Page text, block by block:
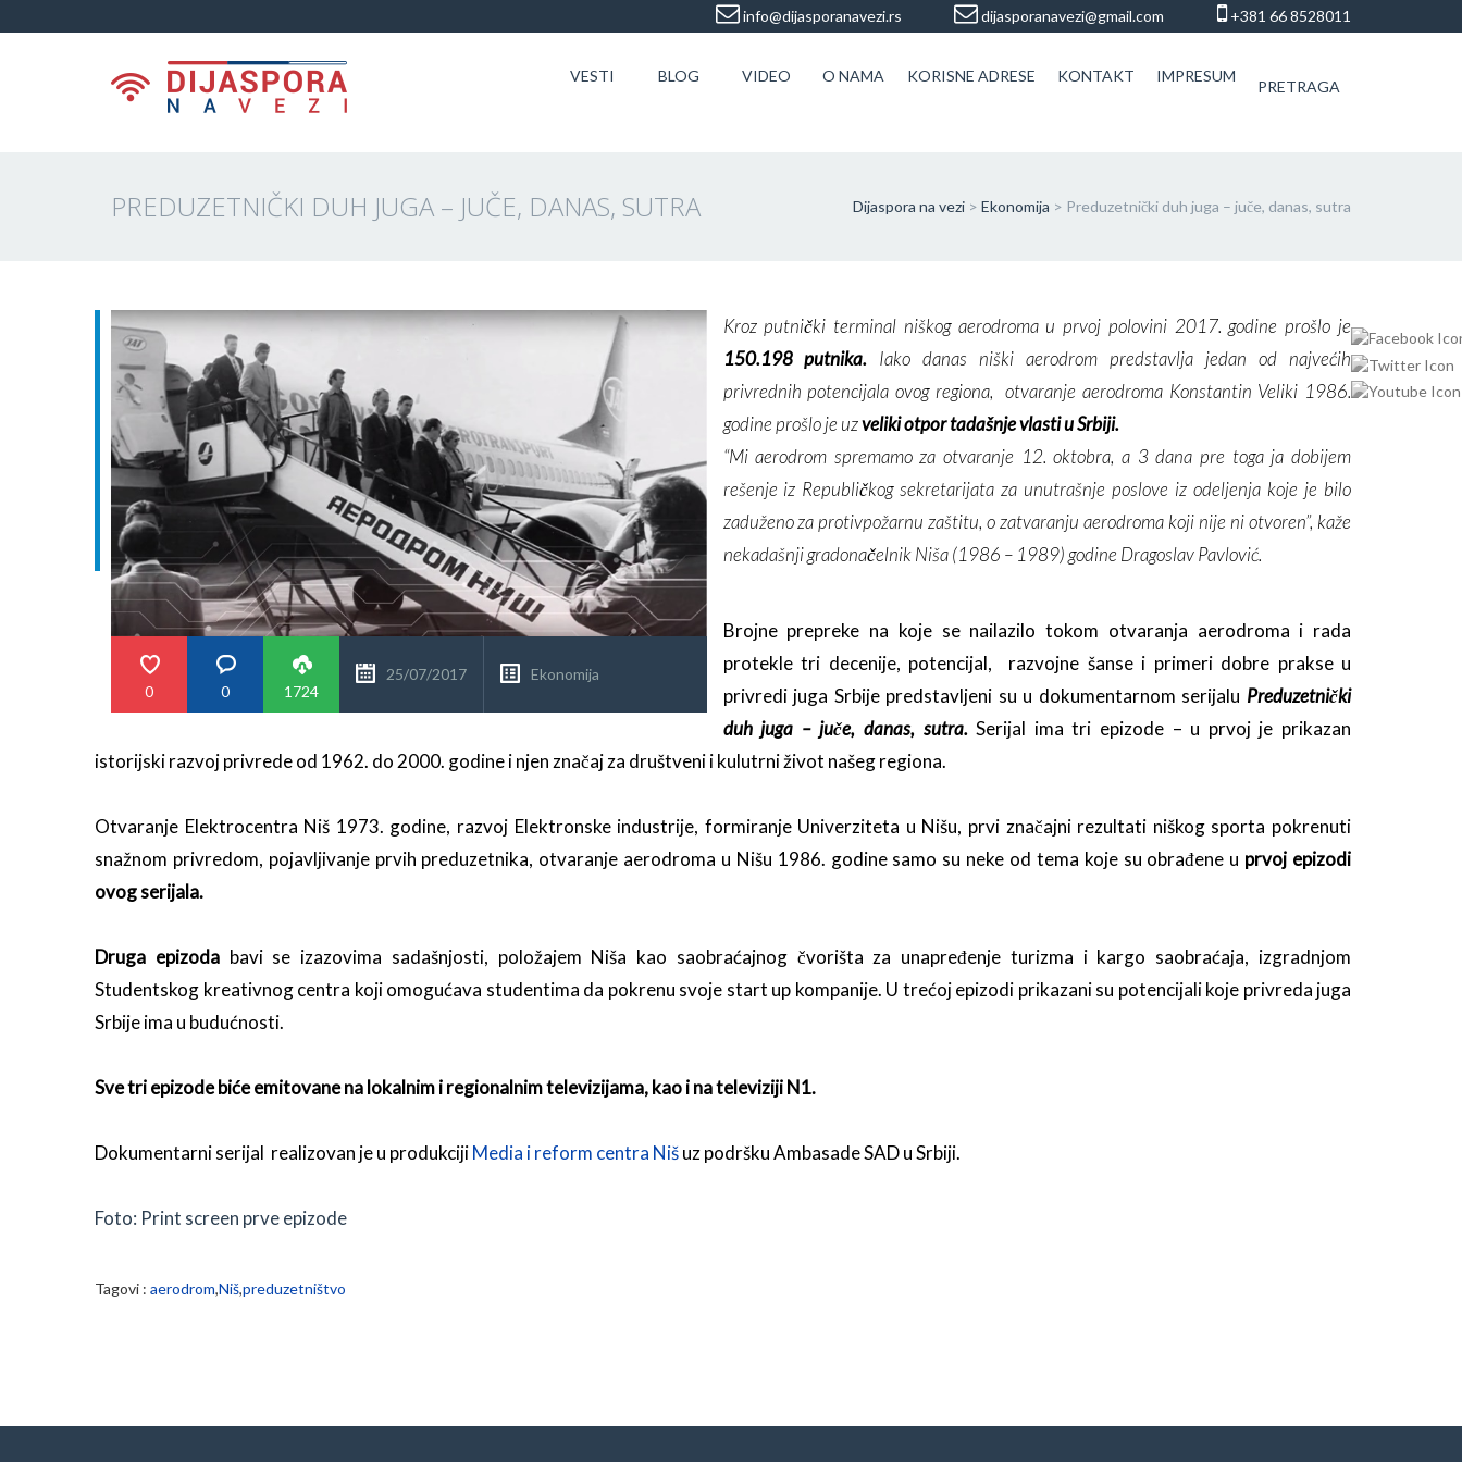
info@dijasporanavezi.rs dijasporanavezi@gmail.com +381 66 8528011
VESTI BLOG VIDEO O NAMA KORISNE ADRESE KONTAKT IMPRESUM
PRETRAGA
PREDUZETNIČKI DUH JUGA – JUČE, DANAS, SUTRA Dijaspora na vezi > Ekonomija > Preduzetnički duh juga – juče, danas, sutra
0 0 1724
25/07/2017 Ekonomija
Kroz putnički terminal niškog aerodroma u prvoj polovini 2017. godine prošlo je
150.198 putnika. Iako danas niški aerodrom predstavlja jedan od najvećih
privrednih potencijala ovog regiona, otvaranje aerodroma Konstantin Veliki 1986.
godine prošlo je uzveliki otpor tadašnje vlasti u Srbiji.
“Mi aerodrom spremamo za otvaranje 12. oktobra, a 3 dana pre toga ja dobijem
rešenje iz Republičkog sekretarijata za unutrašnje poslove iz odeljenja koje je bilo
zaduženo za protivpožarnu zaštitu, o zatvaranju aerodroma koji nije ni otvoren”, kaže
nekadašnji gradonačelnik Niša (1986 – 1989) godine Dragoslav Pavlović.
Brojne prepreke na koje se nailazilo tokom otvaranja aerodroma i rada
protekle tri decenije, potencijal, razvojne šanse i primeri dobre prakse u
privredi juga Srbije predstavljeni su u dokumentarnom serijalu Preduzetnički
duh juga – juče, danas, sutra.Serijal ima tri epizode – u prvoj je prikazan
istorijski razvoj privrede od 1962. do 2000. godine i njen značaj za društveni i kulutrni život našeg regiona.
Otvaranje Elektrocentra Niš 1973. godine, razvoj Elektronske industrije, formiranje Univerziteta u Nišu, prvi značajni rezultati niškog sporta pokrenuti
snažnom privredom, pojavljivanje prvih preduzetnika, otvaranje aerodroma u Nišu 1986. godine samo su neke od tema koje su obrađene u prvoj epizodi
ovog serijala.
Druga epizodabavi se izazovima sadašnjosti, položajem Niša kao saobraćajnog čvorišta za unapređenje turizma i kargo saobraćaja, izgradnjom
Studentskog kreativnog centra koji omogućava studentima da pokrenu svoje start up kompanije. U trećoj epizodi prikazani su potencijali koje privreda juga
Srbije ima u budućnosti.
Sve tri epizode biće emitovane na lokalnim i regionalnim televizijama, kao i na televiziji N1.
Dokumentarni serijal realizovan je u produkcijiMedia i reform centra Nišuz podršku Ambasade SAD u Srbiji.
Foto: Print screen prve epizode
Tagovi : aerodrom,Niš,preduzetništvo